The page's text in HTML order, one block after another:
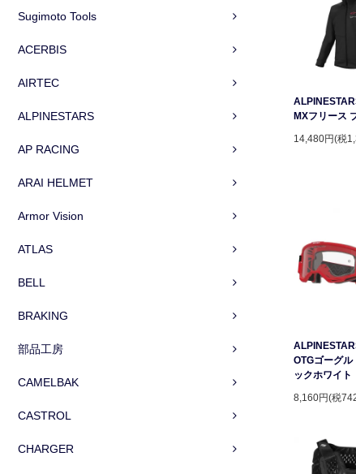
Sugimoto Tools
ACERBIS
AIRTEC
ALPINESTARS
AP RACING
ARAI HELMET
Armor Vision
ATLAS
BELL
BRAKING
部品工房
CAMELBAK
CASTROL
CHARGER
MXフリース
14,480円(税
OTGゴーグル
ックホワイト
8,160円(税